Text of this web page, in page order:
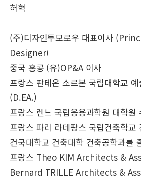
허혁
(주)디자인투모로우 대표이사
Designer)
중국 홍콩 (유)OP&A 이사
프랑스 판테온 소르본 국립대학교
(D.EA.)
프랑스 렌느 국립응용과학원 대학원
프랑스 파리 라데팡스 국립건축학교
건국대학교 건축대학 건축공학과를
프랑스 Theo KIM Architects &
Bernard TRILLE Architects &